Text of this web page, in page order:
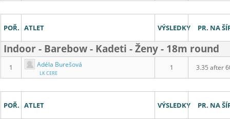
POŘ. ATLET VÝSLEDKY PR. NA
Indoor - Barebow - Kadeti - Ženy - 18m round
1 Adéla Burešová
LK CERE
1 3.35 after
POŘ. ATLET VÝSLEDKY PR. NA